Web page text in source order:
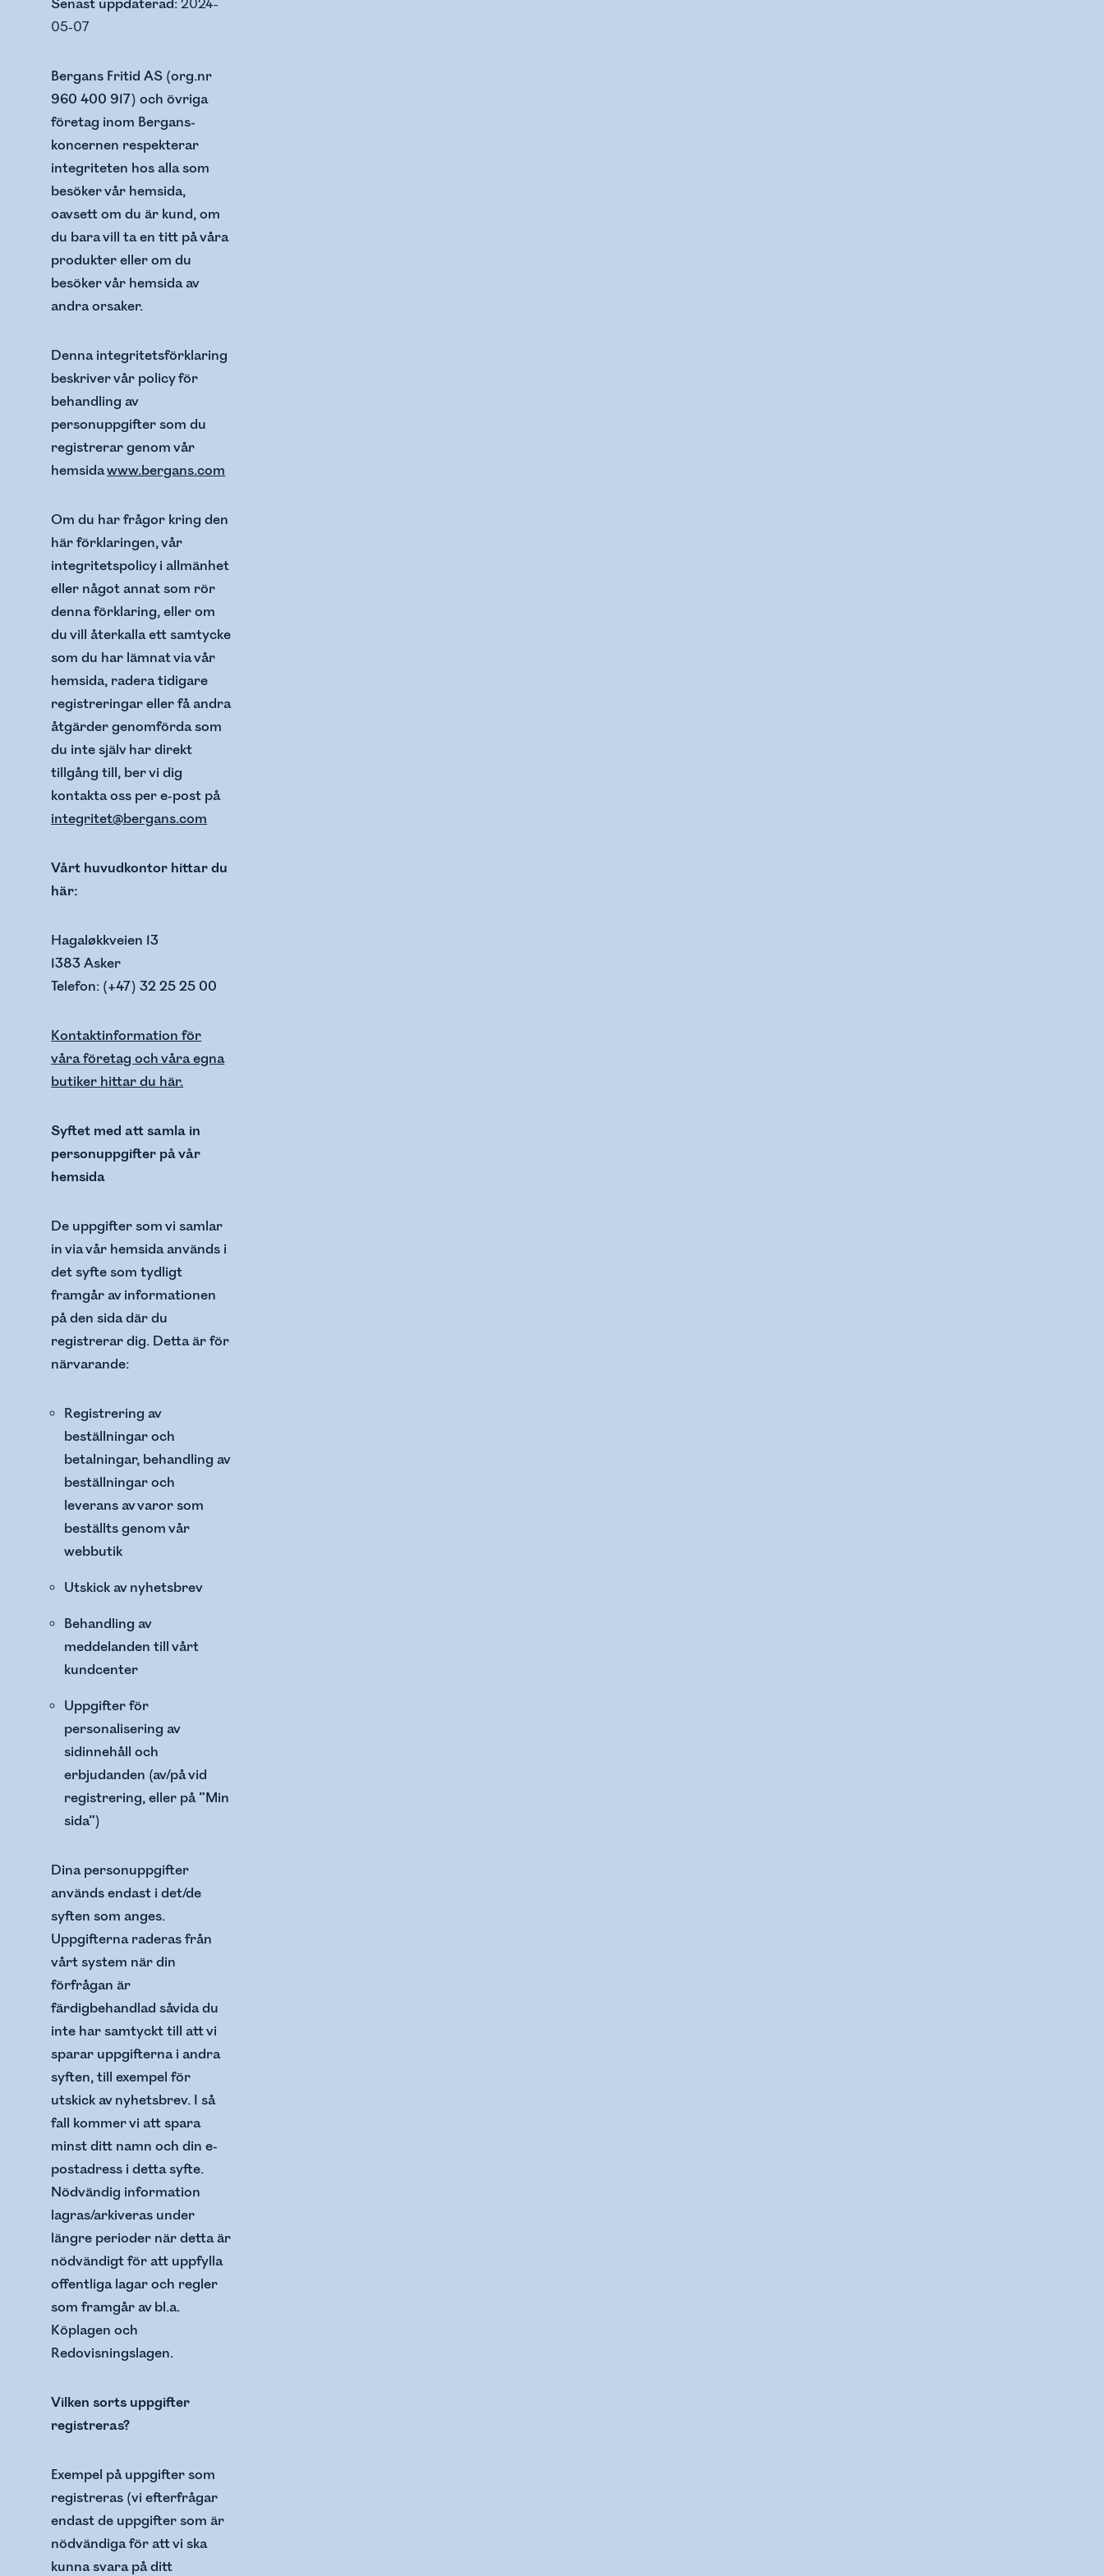
Senast uppdaterad:2024-
05-07
Bergans Fritid AS (org.nr
960 400 917) och övriga
företag inom Bergans-
koncernen respekterar
integriteten hos alla som
besöker vår hemsida,
oavsett om du är kund, om
du bara vill ta en titt på våra
produkter eller om du
besöker vår hemsida av
andra orsaker.
Denna integritetsförklaring
beskriver vår policy för
behandling av
personuppgifter som du
registrerar genom vår
hemsidawww.bergans.com
Om du har frågor kring den
här förklaringen, vår
integritetspolicy i allmänhet
eller något annat som rör
denna förklaring, eller om
du vill återkalla ett samtycke
som du har lämnat via vår
hemsida, radera tidigare
registreringar eller få andra
åtgärder genomförda som
du inte själv har direkt
tillgång till, ber vi dig
kontakta oss per e-post på
integritet@bergans.com
Vårt huvudkontor hittar du
här:
Hagaløkkveien 13
1383 Asker
Telefon: (+47) 32 25 25 00
Kontaktinformation för
våra företag och våra egna
butiker hittar du här.
Syftet med att samla in
personuppgifter på vår
hemsida
De uppgifter som vi samlar
in via vår hemsida används i
det syfte som tydligt
framgår av informationen
på den sida där du
registrerar dig. Detta är för
närvarande:
Registrering av
beställningar och
betalningar, behandling av
beställningar och
leverans av varor som
beställts genom vår
webbutik
Utskick av nyhetsbrev
Behandling av
meddelanden till vårt
kundcenter
Uppgifter för
personalisering av
sidinnehåll och
erbjudanden (av/på vid
registrering, eller på ”Min
sida”)
Dina personuppgifter
används endast i det/de
syften som anges.
Uppgifterna raderas från
vårt system när din
förfrågan är
färdigbehandlad såvida du
inte har samtyckt till att vi
sparar uppgifterna i andra
syften, till exempel för
utskick av nyhetsbrev. I så
fall kommer vi att spara
minst ditt namn och din e-
postadress i detta syfte.
Nödvändig information
lagras/arkiveras under
längre perioder när detta är
nödvändigt för att uppfylla
offentliga lagar och regler
som framgår av bl.a.
Köplagen och
Redovisningslagen.
Vilken sorts uppgifter
registreras?
Exempel på uppgifter som
registreras (vi efterfrågar
endast de uppgifter som är
nödvändiga för att vi ska
kunna svara på ditt